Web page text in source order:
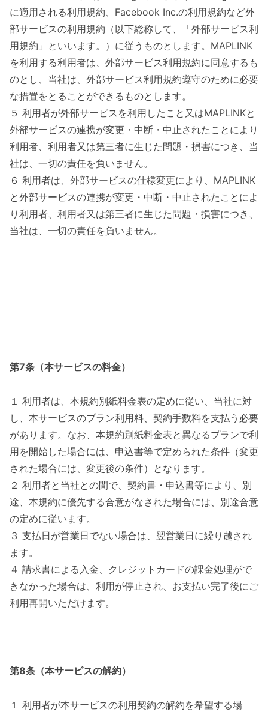
に適用される利用規約、Facebook Inc.の利用規約など外
部サービスの利用規約（以下総称して、「外部サービス利
用規約」といいます。）に従うものとします。MAPLINK
を利用する利用者は、外部サービス利用規約に同意するも
のとし、当社は、外部サービス利用規約遵守のために必要
な措置をとることができるものとします。
５ 利用者が外部サービスを利用したこと又はMAPLINKと
外部サービスの連携が変更・中断・中止されたことにより
利用者、利用者又は第三者に生じた問題・損害につき、当
社は、一切の責任を負いません。
６ 利用者は、外部サービスの仕様変更により、MAPLINK
と外部サービスの連携が変更・中断・中止されたことによ
り利用者、利用者又は第三者に生じた問題・損害につき、
当社は、一切の責任を負いません。
第7条（本サービスの料金）
１ 利用者は、本規約別紙料金表の定めに従い、当社に対
し、本サービスのプラン利用料、契約手数料を支払う必要
があります。なお、本規約別紙料金表と異なるプランで利
用を開始した場合には、申込書等で定められた条件（変更
された場合には、変更後の条件）となります。
２ 利用者と当社との間で、契約書・申込書等により、別
途、本規約に優先する合意がなされた場合には、別途合意
の定めに従います。
３ 支払日が営業日でない場合は、翌営業日に繰り越され
ます。
４ 請求書による入金、クレジットカードの課金処理がで
きなかった場合は、利用が停止され、お支払い完了後にご
利用再開いただけます。
第8条（本サービスの解約）
１ 利用者が本サービスの利用契約の解約を希望する場